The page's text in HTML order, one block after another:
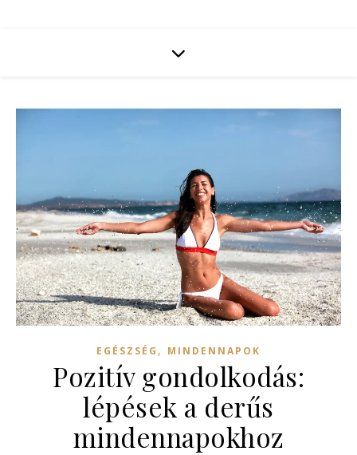
EGÉSZSÉG , MINDENNAPOK
Pozitív gondolkodás:
lépések a derűs
mindennapokhoz